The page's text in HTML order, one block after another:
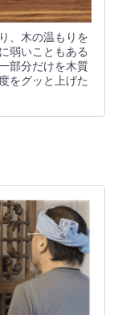
、木の温もりを
弱いこともある
部分だけを木質
をグッと上げた